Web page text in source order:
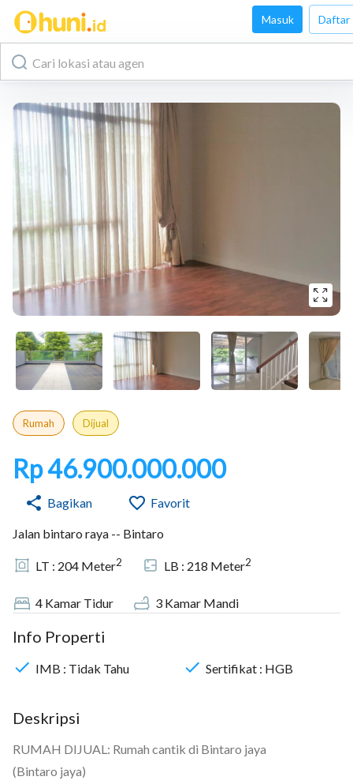
Masuk Daftar
Rumah Dijual
Rp 46.900.000.000
Bagikan Favorit
Jalan bintaro raya -- Bintaro
LT : 204 Meter2 LB : 218 Meter2
4 Kamar Tidur 3 Kamar Mandi
Info Properti
IMB : Tidak Tahu Sertifikat : HGB
Deskripsi
RUMAH DIJUAL: Rumah cantik di Bintaro jaya
(Bintaro jaya)